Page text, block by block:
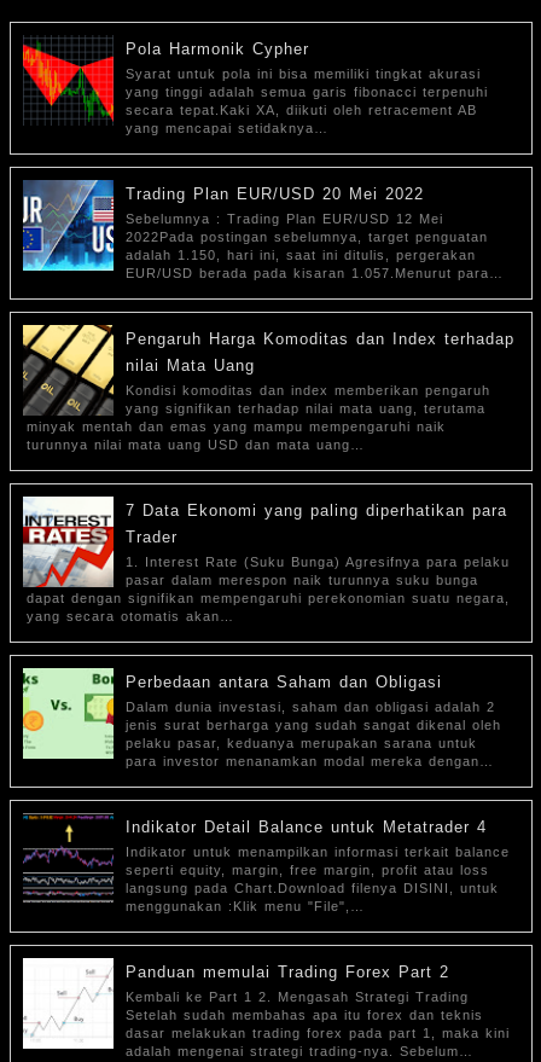
Pola Harmonik Cypher
Syarat untuk pola ini bisa memiliki tingkat akurasi
yang tinggi adalah semua garis fibonacci terpenuhi
secara tepat.Kaki XA, diikuti oleh retracement AB
yang mencapai setidaknya…
Trading Plan EUR/USD 20 Mei 2022
Sebelumnya : Trading Plan EUR/USD 12 Mei
2022Pada postingan sebelumnya, target penguatan
adalah 1.150, hari ini, saat ini ditulis, pergerakan
EUR/USD berada pada kisaran 1.057.Menurut para…
Pengaruh Harga Komoditas dan Index terhadap
nilai Mata Uang
Kondisi komoditas dan index memberikan pengaruh
yang signifikan terhadap nilai mata uang, terutama
minyak mentah dan emas yang mampu mempengaruhi naik
turunnya nilai mata uang USD dan mata uang…
7 Data Ekonomi yang paling diperhatikan para
Trader
1. Interest Rate (Suku Bunga) Agresifnya para pelaku
pasar dalam merespon naik turunnya suku bunga
dapat dengan signifikan mempengaruhi perekonomian suatu negara,
yang secara otomatis akan…
Perbedaan antara Saham dan Obligasi
Dalam dunia investasi, saham dan obligasi adalah 2
jenis surat berharga yang sudah sangat dikenal oleh
pelaku pasar, keduanya merupakan sarana untuk
para investor menanamkan modal mereka dengan…
Indikator Detail Balance untuk Metatrader 4
Indikator untuk menampilkan informasi terkait balance
seperti equity, margin, free margin, profit atau loss
langsung pada Chart.Download filenya DISINI, untuk
menggunakan :Klik menu "File",…
Panduan memulai Trading Forex Part 2
Kembali ke Part 1 2. Mengasah Strategi Trading
Setelah sudah membahas apa itu forex dan teknis
dasar melakukan trading forex pada part 1, maka kini
adalah mengenai strategi trading-nya. Sebelum…